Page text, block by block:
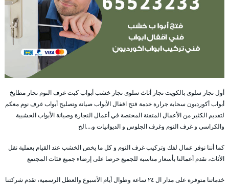
أول نجار سلوى بالكويت نجار أثاث سلوى نجار خشب أبواب كبت غرف النوم نجار مطابخ
أبواب أكورديون سحابة جرارة خدمة فتح اقفال الأبواب صيانة وتصليح أبواب غرف نوم معكم
لتقديم الكثير من الأعمال المتقنة المختصة في أعمال النجارة وصيانة الأبواب الخشبية
والكراسي و غرف النوم وغرف الجلوس و الديوانيات و….الخ
كما أننا نوفر عمال لفك وتركيب غرف النوم و كل ما يخص الخشب عند القيام بعملية نقل
الأثاث، نقدم أعمالنا بأسعار مناسبة للجميع حرصا على إرضاء جميع فئات المجتمع
خدماتنا متوفرة على مدار ال ٢٤ ساعة وطوال أيام الأسبوع والعطل الرسمية، تقدم شركتنا